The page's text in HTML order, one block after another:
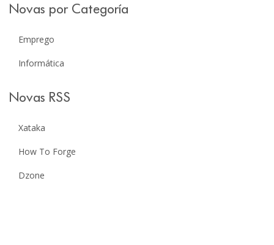
Novas por Categoría
Emprego
Informática
Novas RSS
Xataka
How To Forge
Dzone